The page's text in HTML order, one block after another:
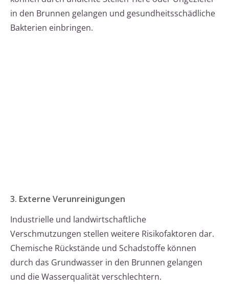
in den Brunnen gelangen und gesundheitsschädliche
Bakterien einbringen.
3. Externe Verunreinigungen
Industrielle und landwirtschaftliche
Verschmutzungen stellen weitere Risikofaktoren dar.
Chemische Rückstände und Schadstoffe können
durch das Grundwasser in den Brunnen gelangen
und die Wasserqualität verschlechtern.